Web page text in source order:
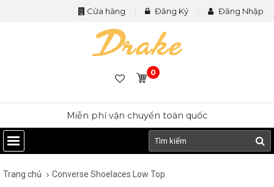
Cửa hàng Đăng Ký Đăng Nhập
0
Miễn phí vận chuyển toàn quốc
Trang chủ Converse Shoelaces Low Top